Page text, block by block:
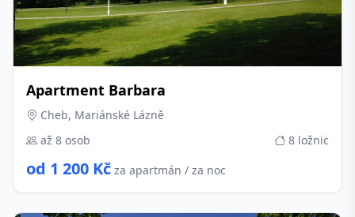
Apartment Barbara
Cheb, Mariánské Lázně
až 8 osob
8 ložnic
od 1 200 Kč za apartmán / za noc